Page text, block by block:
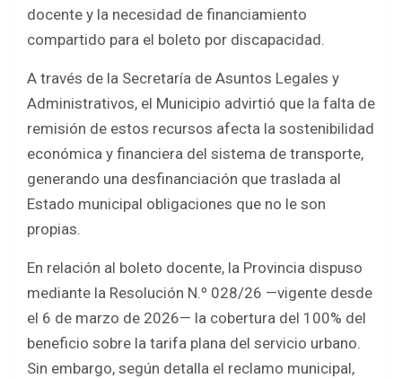
docente y la necesidad de financiamiento
compartido para el boleto por discapacidad.
A través de la Secretaría de Asuntos Legales y
Administrativos, el Municipio advirtió que la falta de
remisión de estos recursos afecta la sostenibilidad
económica y financiera del sistema de transporte,
generando una desfinanciación que traslada al
Estado municipal obligaciones que no le son
propias.
En relación al boleto docente, la Provincia dispuso
mediante la Resolución N.º 028/26 —vigente desde
el 6 de marzo de 2026— la cobertura del 100% del
beneficio sobre la tarifa plana del servicio urbano.
Sin embargo, según detalla el reclamo municipal,